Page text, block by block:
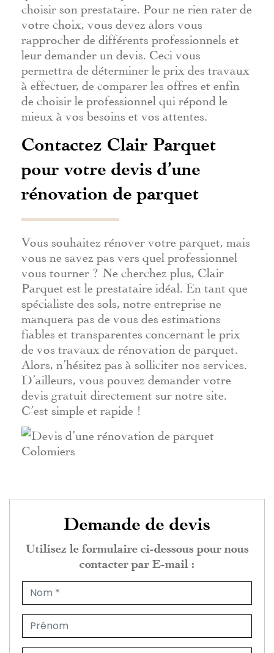
choisir son prestataire. Pour ne rien rater de
votre choix, vous devez alors vous
rapprocher de différents professionnels et
leur demander un devis. Ceci vous
permettra de déterminer le prix des travaux
à effectuer, de comparer les offres et enfin
de choisir le professionnel qui répond le
mieux à vos besoins et vos attentes.
Contactez Clair Parquet
pour votre devis d’une
rénovation de parquet
Vous souhaitez rénover votre parquet, mais
vous ne savez pas vers quel professionnel
vous tourner ? Ne cherchez plus, Clair
Parquet est le prestataire idéal. En tant que
spécialiste des sols, notre entreprise ne
manquera pas de vous des estimations
fiables et transparentes concernant le prix
de vos travaux de rénovation de parquet.
Alors, n’hésitez pas à solliciter nos services.
D’ailleurs, vous pouvez demander votre
devis gratuit directement sur notre site.
C’est simple et rapide !
Demande de devis
Utilisez le formulaire ci-dessous pour nous
contacter par E-mail :